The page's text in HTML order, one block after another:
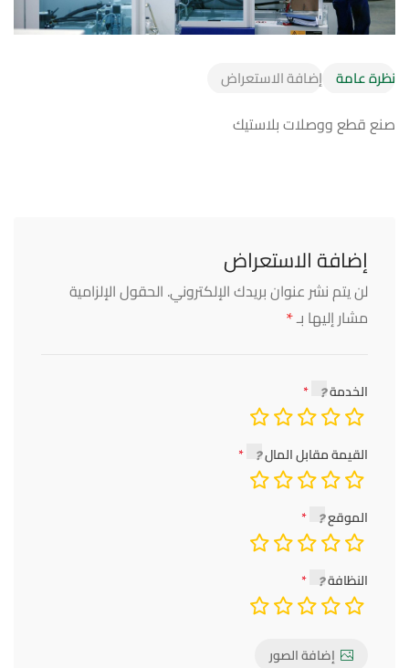
نظرة عامة إضافة الاستعراض
صنع قطع ووصلات بلاستيك
إضافة الاستعراض
لن يتم نشر عنوان بريدك الإلكتروني. الحقول الإلزامية
مشار إليها بـ*
الخدمة
القيمة مقابل المال
الموقع
النظافة
إضافة الصور